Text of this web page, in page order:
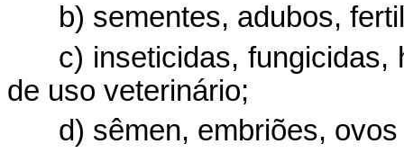
b) sementes, adubos,
c) inseticidas, fungicidas,
de uso veterinário;
d) sêmen, embriões,